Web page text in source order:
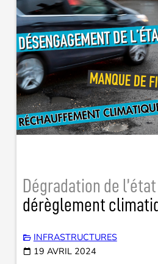
Dégradation de
dérèglement
INFRASTRUCTURES
19 AVRIL 2024